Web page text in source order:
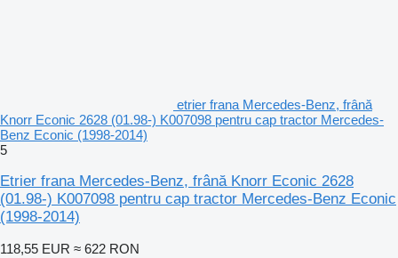
etrier frana Mercedes-Benz, frână
Knorr Econic 2628 (01.98-) K007098 pentru cap tractor Mercedes-
Benz Econic (1998-2014)
5
Etrier frana Mercedes-Benz, frână Knorr Econic 2628
(01.98-) K007098 pentru cap tractor Mercedes-Benz Econic
(1998-2014)
118,55 EUR ≈ 622 RON